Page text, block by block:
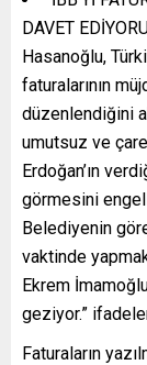
DAVET
Hasanoğlu,
faturalarının
düzenlendiğini
umutsuz ve
Erdoğan’ın
görmesini
Belediyenin
vaktinde
Ekrem
geziyor.”
Faturaların